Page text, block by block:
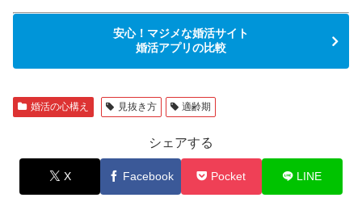
安心！マジメな婚活サイト
婚活アプリの比較
婚活の心構え 見抜き方 適齢期
シェアする
X Facebook Pocket LINE